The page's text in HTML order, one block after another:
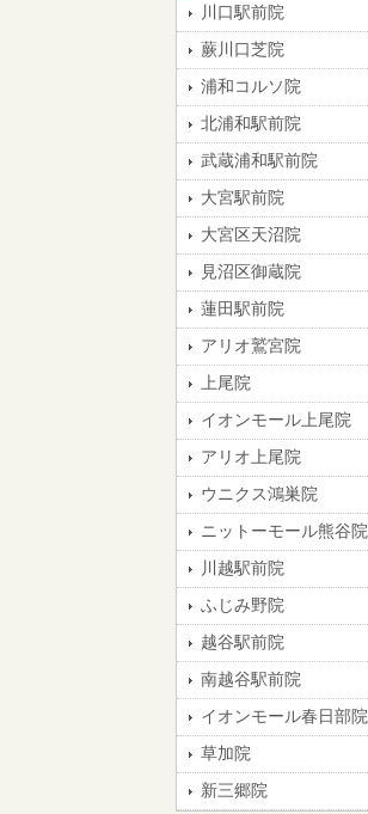
川口駅前院
蕨川口芝院
浦和コルソ院
北浦和駅前院
武蔵浦和駅前院
大宮駅前院
大宮区天沼院
見沼区御蔵院
蓮田駅前院
アリオ鷲宮院
上尾院
イオンモール上尾院
アリオ上尾院
ウニクス鴻巣院
ニットーモール熊谷院
川越駅前院
ふじみ野院
越谷駅前院
南越谷駅前院
イオンモール春日部院
草加院
新三郷院